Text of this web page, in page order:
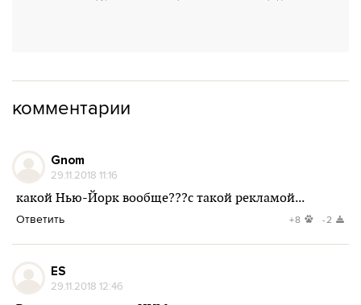
комментарии
Gnom
29.11.2018 11:16
какой Нью-Йорк вообще???с такой рекламой...
Ответить +8 -2
ES
29.11.2018 12:46